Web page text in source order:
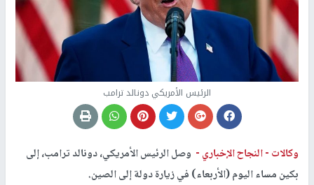
الرئيس الأمريكي دونالد ترامب
وكالات -النجاح الإخباري - وصل الرئيس الأمريكي، دونالد ترامب، إلى
بكين مساء اليوم (الأربعاء) في زيارة دولة إلى الصين.